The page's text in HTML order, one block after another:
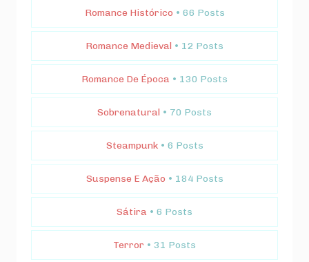
Romance Histórico • 66 Posts
Romance Medieval • 12 Posts
Romance De Época • 130 Posts
Sobrenatural • 70 Posts
Steampunk • 6 Posts
Suspense E Ação • 184 Posts
Sátira • 6 Posts
Terror • 31 Posts